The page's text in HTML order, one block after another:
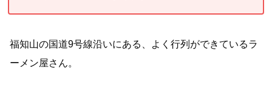
福知山の国道9号線沿いにある、よく行列ができているラ
ーメン屋さん。